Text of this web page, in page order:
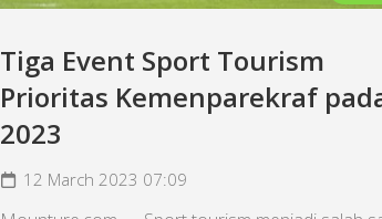
Tiga Event Sport Tourism
Prioritas Kemenparekraf
2023
12 March 2023 07:09